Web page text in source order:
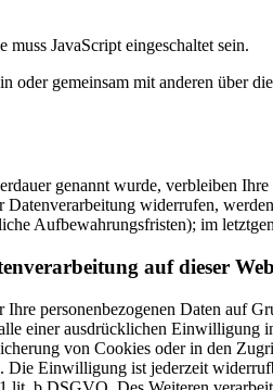
JavaScript eingeschaltet sein.
oder gemeinsam mit anderen
genannt wurde, verbleiben
widerrufen,
Aufbewahrungsfristen); im
auf dieser
personenbezogenen Daten
einer ausdrücklichen Einwilligung
von Cookies oder in den
Einwilligung ist jederzeit